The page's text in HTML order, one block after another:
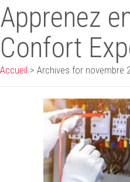
Apprenez
Confort
Accueil > Archives for novembre